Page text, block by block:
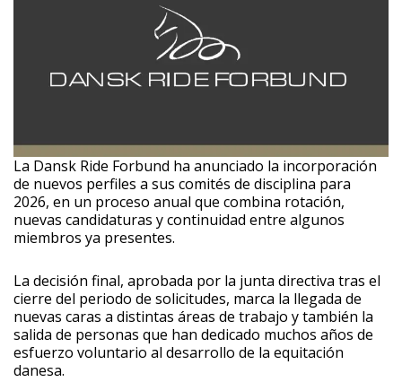
La Dansk Ride Forbund ha anunciado la incorporación
de nuevos perfiles a sus comités de disciplina para
2026, en un proceso anual que combina rotación,
nuevas candidaturas y continuidad entre algunos
miembros ya presentes.
La decisión final, aprobada por la junta directiva tras el
cierre del periodo de solicitudes, marca la llegada de
nuevas caras a distintas áreas de trabajo y también la
salida de personas que han dedicado muchos años de
esfuerzo voluntario al desarrollo de la equitación
danesa.